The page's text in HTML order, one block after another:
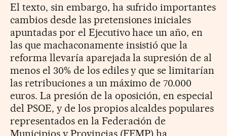
El texto, sin embargo, ha sufrido importantes
cambios desde las pretensiones iniciales
apuntadas por el Ejecutivo hace un año, en
las que machaconamente insistió que la
reforma llevaría aparejada la supresión de al
menos el 30% de los ediles y que se limitarían
las retribuciones a un máximo de 70.000
euros. La presión de la oposición, en especial
del PSOE, y de los propios alcaldes populares
representados en la Federación de
Municipios y Provincias (FEMP) ha